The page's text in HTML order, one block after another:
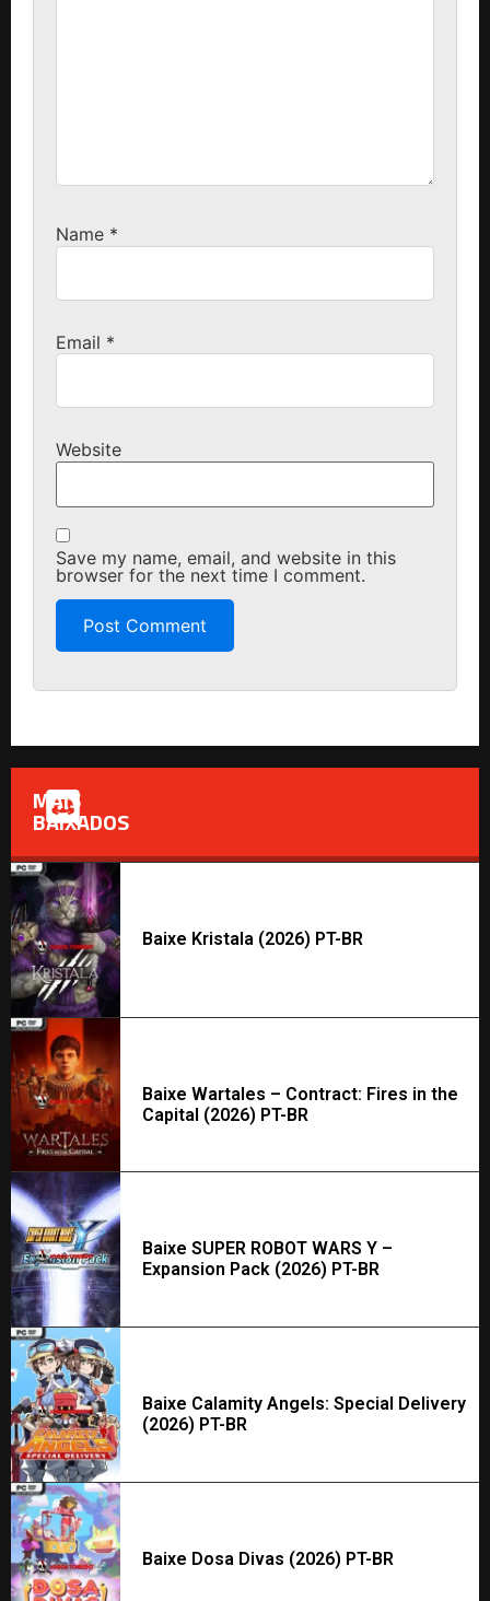
Name *
Email *
Website
Save my name, email, and website in this
browser for the next time I comment.
MAIS
BAIXADOS
Baixe Kristala (2026) PT-BR
Baixe Wartales – Contract: Fires in the
Capital (2026) PT-BR
Baixe SUPER ROBOT WARS Y –
Expansion Pack (2026) PT-BR
Baixe Calamity Angels: Special Delivery
(2026) PT-BR
Baixe Dosa Divas (2026) PT-BR